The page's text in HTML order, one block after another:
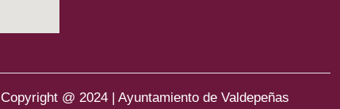
Copyright @ 2024 | Ayuntamiento de Valdepeñas